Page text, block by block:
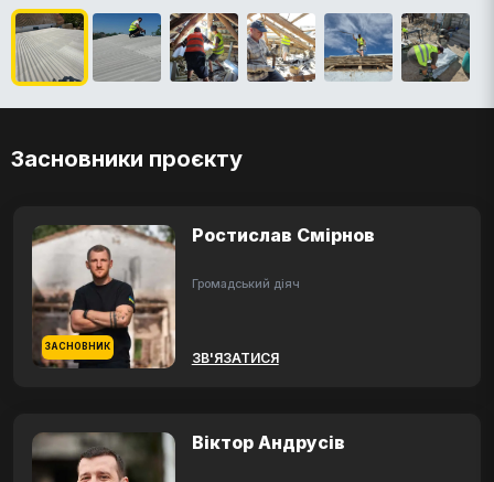
Засновники проєкту
ЗАСНОВНИК
Ростислав Смірнов
Громадський діяч
ЗВ'ЯЗАТИСЯ
Віктор Андрусів